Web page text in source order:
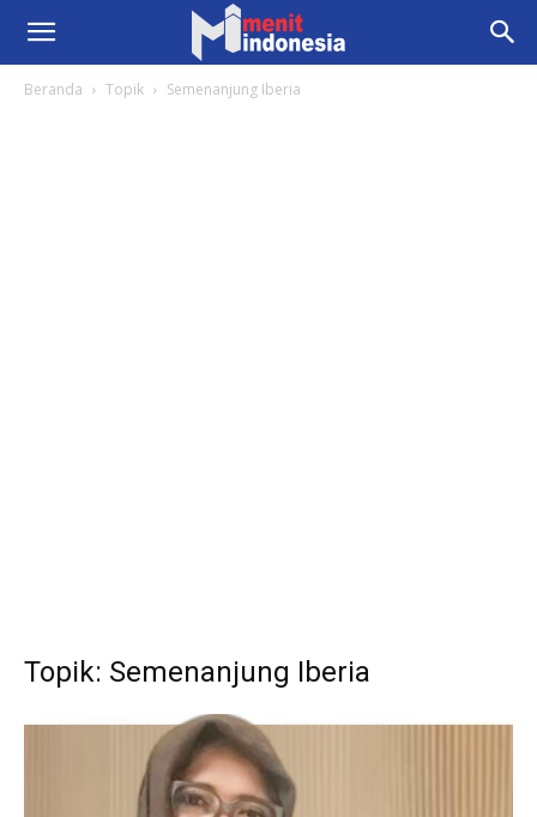
Beranda Topik Semenanjung Iberia
Topik: Semenanjung Iberia